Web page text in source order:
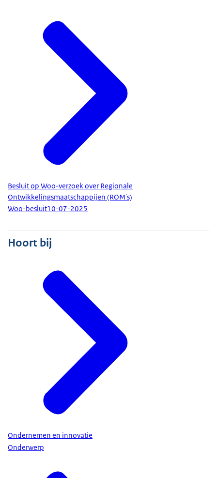
Besluit op Woo-verzoek over Regionale
Ontwikkelingsmaatschappijen (ROM's)
Woo-besluit10-07-2025
Hoort bij
Ondernemen en innovatie
Onderwerp